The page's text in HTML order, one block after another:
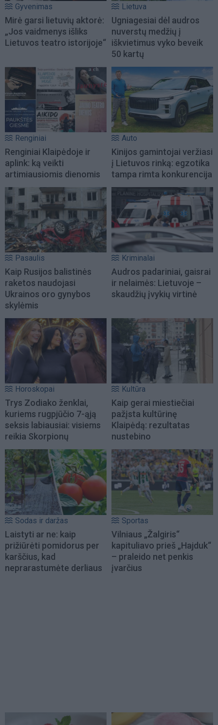
Gyvenimas
Mirė garsi lietuvių aktorė:
„Jos vaidmenys išliks
Lietuvos teatro istorijoje“
Lietuva
Ugniagesiai dėl audros
nuverstų medžių į
iškvietimus vyko beveik
50 kartų
Renginiai
Renginiai Klaipėdoje ir
aplink: ką veikti
artimiausiomis dienomis
Auto
Kinijos gamintojai veržiasi
į Lietuvos rinką: egzotika
tampa rimta konkurencija
Pasaulis
Kaip Rusijos balistinės
raketos naudojasi
Ukrainos oro gynybos
skylėmis
Kriminalai
Audros padariniai, gaisrai
ir nelaimės: Lietuvoje –
skaudžių įvykių virtinė
Horoskopai
Trys Zodiako ženklai,
kuriems rugpjūčio 7-ąją
seksis labiausiai: visiems
reikia Skorpionų
Kultūra
Kaip gerai miestiečiai
pažįsta kultūrinę
Klaipėdą: rezultatas
nustebino
Sodas ir daržas
Laistyti ar ne: kaip
prižiūrėti pomidorus per
karščius, kad
neprarastumėte derliaus
Sportas
Vilniaus „Žalgiris“
kapituliavo prieš „Hajduk“
– praleido net penkis
įvarčius